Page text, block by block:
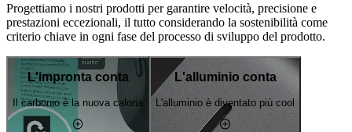
Progettiamo i nostri prodotti per garantire velocità, precisione e
prestazioni eccezionali, il tutto considerando la sostenibilità come
criterio chiave in ogni fase del processo di sviluppo del prodotto.
L'impronta conta
Il carbonio è la nuova caloria
L'alluminio conta
L'alluminio è diventato più cool